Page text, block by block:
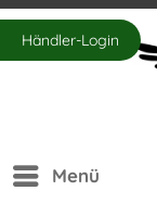
Händler-Login
Menü